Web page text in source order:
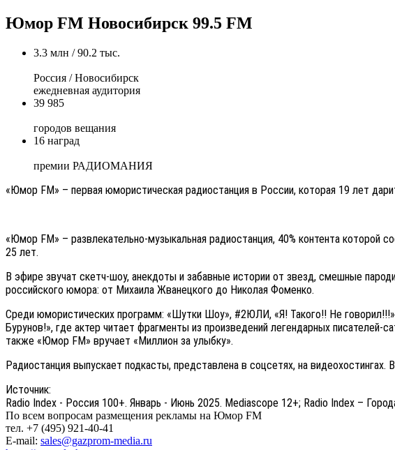
Юмор FM Новосибирск 99.5 FM
3.3 млн / 90.2 тыс.
Россия / Новосибирск
ежедневная аудитория
39 985
городов вещания
16 наград
премии РАДИОМАНИЯ
«Юмор FM» – первая юмористическая радиостанция в России, которая 19 лет
«Юмор FM» – развлекательно-музыкальная радиостанция, 40% контента которой
25 лет.
В эфире звучат скетч-шоу, анекдоты и забавные истории от звезд, смешные
российского юмора: от Михаила Жванецкого до Николая Фоменко.
Среди юмористических программ: «Шутки Шоу», #2ЮЛИ, «Я! Такого!! Не
Бурунов!», где актер читает фрагменты из произведений легендарных
также «Юмор FM» вручает «Миллион за улыбку».
Радиостанция выпускает подкасты, представлена в соцсетях, на
Источник:
Radio Index - Россия 100+. Январь - Июнь 2025. Mediascope 12+; Radio Index –
По всем вопросам размещения рекламы на Юмор FM
тел. +7 (495) 921-40-41
E-mail: sales@gazprom-media.ru